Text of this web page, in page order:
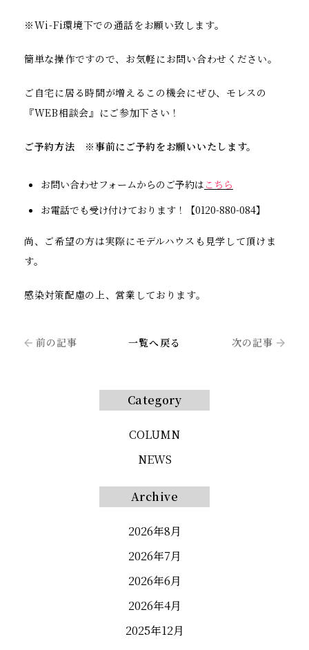
※Wi-Fi環境下での通話をお願い致します。
簡単な操作ですので、お気軽にお問い合わせください。
ご自宅に居る時間が増えるこの機会にぜひ、モレスの
『WEB相談会』にご参加下さい！
ご予約方法 ※事前にご予約をお願いいたします。
お問い合わせフォームからのご予約は こちら
お電話でも受け付けております！【0120-880-084】
尚、ご希望の方は実際にモデルハウスも見学して頂けま
す。
感染対策配慮の上、営業しております。
前の記事 一覧へ戻る 次の記事
Category
COLUMN
NEWS
Archive
2026年8月
2026年7月
2026年6月
2026年4月
2025年12月